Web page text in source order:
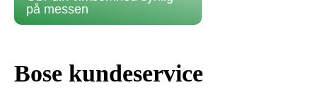
på messen
Bose kundeservice